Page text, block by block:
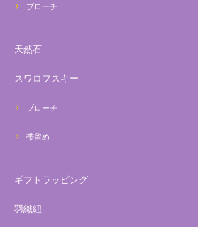
ブローチ
天然石
スワロフスキー
ブローチ
帯留め
ギフトラッピング
羽織紐